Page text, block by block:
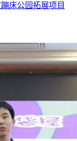
蹦床公园拓展项目